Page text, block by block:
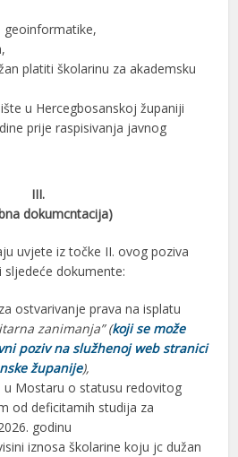
geoinformatike,
platiti školarinu za akademsku
u Hercegbosanskoj županiji
prije raspisivanja javnog
III.
dokumcntacija)
uvjete iz točke II. ovog poziva
dokumente:
ostvarivanje prava na isplatu
zanimanja” (koji se može
poziv na služhenoj web stranici
županije),
u Mostaru o statusu redovitog
od deficitamih studija za
godinu
iznosa školarine koju jc dužan